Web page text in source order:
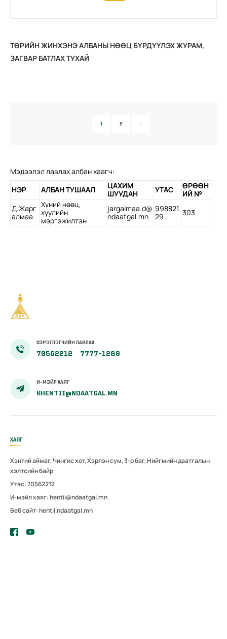
ТӨРИЙН ЖИНХЭНЭ АЛБАНЫ НӨӨЦ БҮРДҮҮЛЭХ ЖУРАМ,
ЗАГВАР БАТЛАХ ТУХАЙ
1 2
Мэдээлэл лавлах албан хаагч:
НЭР
АЛБАН ТУШААЛ
ЦАХИМ
ШУУДАН
УТАС
ӨРӨӨН
ИЙ №
Д.Жарг
алмаа
Хүний нөөц,
хуулийн
мэргэжилтэн
jargalmaa.d@
ndaatgal.mn
998821
29
303
ХЭРЭГЛЭГЧИЙН ЛАВЛАХ
70562212 7777-1289
И-МЭЙЛ ХАЯГ
KHENTII@NDAATGAL.MN
ХАЯГ
Хэнтий аймаг, Чингис хот, Хэрлэн сум, 3-р баг, Нийгмийн даатгалын
хэлтсийн байр
Утас: 70562212
И-мэйл хаяг: hentii@ndaatgal.mn
Веб сайт: hentii.ndaatgal.mn